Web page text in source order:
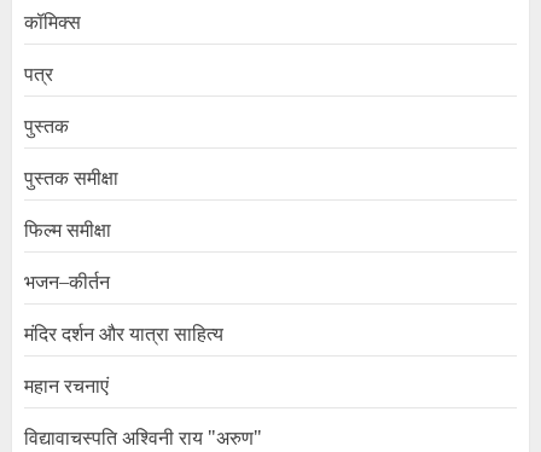
कॉमिक्स
पत्र
पुस्तक
पुस्तक समीक्षा
फिल्म समीक्षा
भजन–कीर्तन
मंदिर दर्शन और यात्रा साहित्य
महान रचनाएं
विद्यावाचस्पति अश्विनी राय "अरुण"